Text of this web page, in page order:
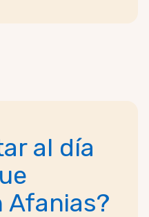
al día
Afanias?